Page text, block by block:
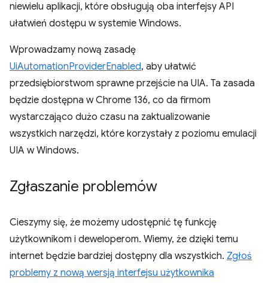
niewielu aplikacji, które obsługują oba interfejsy API
ułatwień dostępu w systemie Windows.
Wprowadzamy nową zasadę
UiAutomationProviderEnabled, aby ułatwić
przedsiębiorstwom sprawne przejście na UIA. Ta zasada
będzie dostępna w Chrome 136, co da firmom
wystarczająco dużo czasu na zaktualizowanie
wszystkich narzędzi, które korzystały z poziomu emulacji
UIA w Windows.
Zgłaszanie problemów
Cieszymy się, że możemy udostępnić tę funkcję
użytkownikom i deweloperom. Wiemy, że dzięki temu
internet będzie bardziej dostępny dla wszystkich. Zgłoś
problemy z nową wersją interfejsu użytkownika